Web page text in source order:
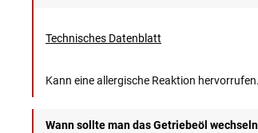
Technisches Datenblatt
Kann eine allergische Reaktion hervorrufen.
Wann sollte man das Getriebeöl